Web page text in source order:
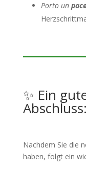
Porto un
✨ Ein
Nachdem Sie die
haben, folgt ein